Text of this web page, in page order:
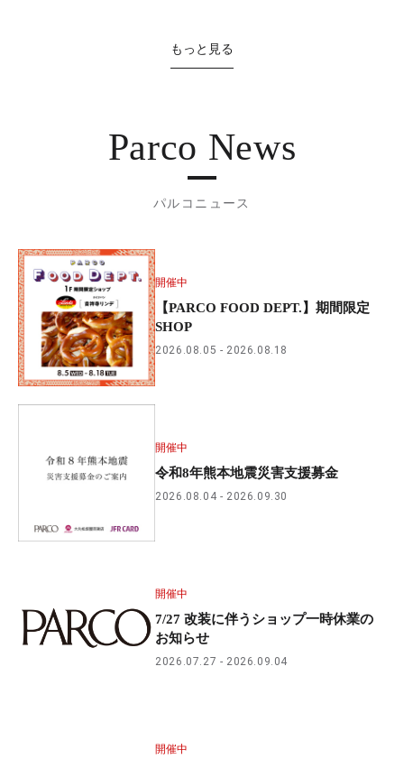
もっと見る
Parco News
パルコニュース
開催中
【PARCO FOOD DEPT.】期間限定
SHOP
2026.08.05 2026.08.18
開催中
令和8年熊本地震災害支援募金
2026.08.04 2026.09.30
開催中
7/27 改装に伴うショップ一時休業の
お知らせ
2026.07.27 2026.09.04
開催中